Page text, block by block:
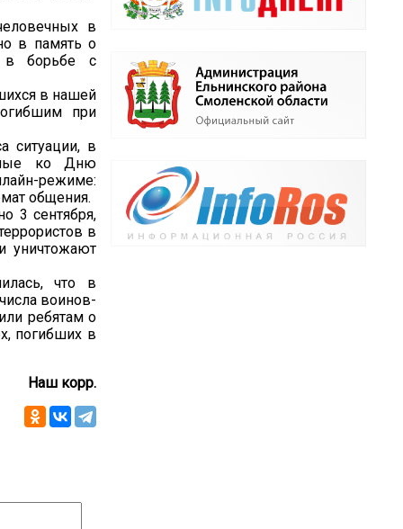
в
в память о
в борьбе с
в нашей
при
ситуации, в
ко Дню
режиме:
общения.
3 сентября,
в
уничтожают
что в
воинов-
ребятам о
погибших в
Наш корр.